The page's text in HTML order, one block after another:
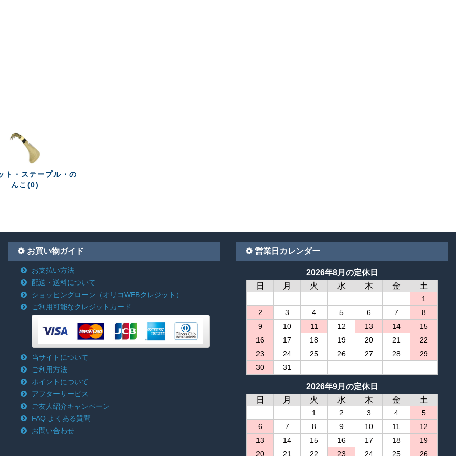
ト・ステープル・の
んこ(0)
お買い物ガイド
お支払い方法
配送・送料について
ショッピングローン （オリコWEBクレジット）
ご利用可能なクレジットカード
当サイトについて
ご利用方法
ポイントについて
アフターサービス
ご友人紹介キャンペーン
FAQ よくある質問
お問い合わせ
営業日カレンダー
2026年8月の定休日
日
月 火 水 木 金 土
1
2
3 4 5 6 7
8
9
10 11 12 13 14
15
16
17 18 19 20 21
22
23
24 25 26 27 28
29
30
31
2026年9月の定休日
日
月 火 水 木 金 土
1 2 3 4
5
6
7 8 9 10 11
12
13
14 15 16 17 18
19
20
21 22 23 24 25 26